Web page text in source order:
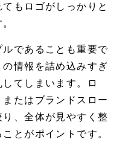
もロゴがしっかりと
であることも重要で
情報を詰め込みすぎ
てしまいます。ロ
たはブランドスロー
、全体が見やすく整
とがポイントです。